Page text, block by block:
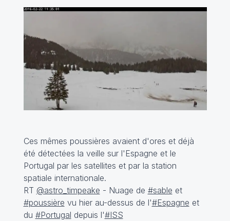
Ces mêmes poussières avaient d'ores et déjà
été détectées la veille sur l'Espagne et le
Portugal par les satellites et par la station
spatiale internationale.
RT @astro_timpeake - Nuage de #sable et
#poussière vu hier au-dessus de l'#Espagne et
du #Portugal depuis l'#ISS